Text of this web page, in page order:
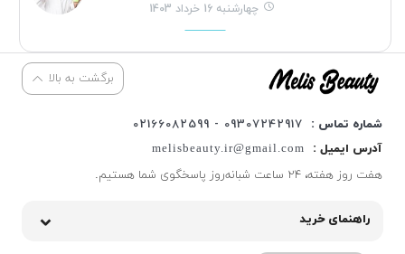
چهارشنبه 16 خرداد 1403
برگشت به بالا
شماره تماس :
09307242917 - 02166082599
آدرس ایمیل :
melisbeauty.ir@gmail.com
هفت روز هفته، ۲۴ ساعت شبانه‌روز پاسخگوی شما هستیم.
راهنمای خرید